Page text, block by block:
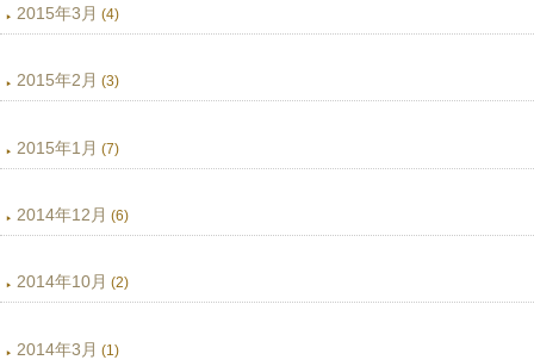
2015年3月 (4)
2015年2月 (3)
2015年1月 (7)
2014年12月 (6)
2014年10月 (2)
2014年3月 (1)